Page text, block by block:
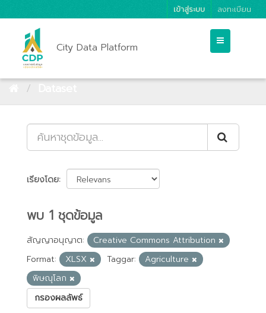
เข้าสู่ระบบ ลงทะเบียน
City Data Platform
เรียงโดย
พบ 1 ชุดข้อมูล
สัญญาอนุญาต:
Creative Commons Attribution
Format:
XLSX Taggar:
Agriculture
พิษณุโลก
กรองผลลัพธ์